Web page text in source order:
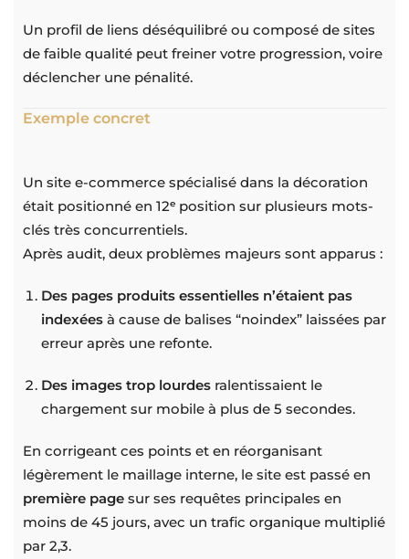
Un profil de liens déséquilibré ou composé de sites
de faible qualité peut freiner votre progression, voire
déclencher une pénalité.
Exemple concret
Un site e-commerce spécialisé dans la décoration
était positionné en 12ᵉ position sur plusieurs mots-
clés très concurrentiels.
Après audit, deux problèmes majeurs sont apparus :
Des pages produits essentielles n’étaient pas
indexées à cause de balises “noindex” laissées par
erreur après une refonte.
Des images trop lourdes ralentissaient le
chargement sur mobile à plus de 5 secondes.
En corrigeant ces points et en réorganisant
légèrement le maillage interne, le site est passé en
première page sur ses requêtes principales en
moins de 45 jours, avec un trafic organique multiplié
par 2,3.